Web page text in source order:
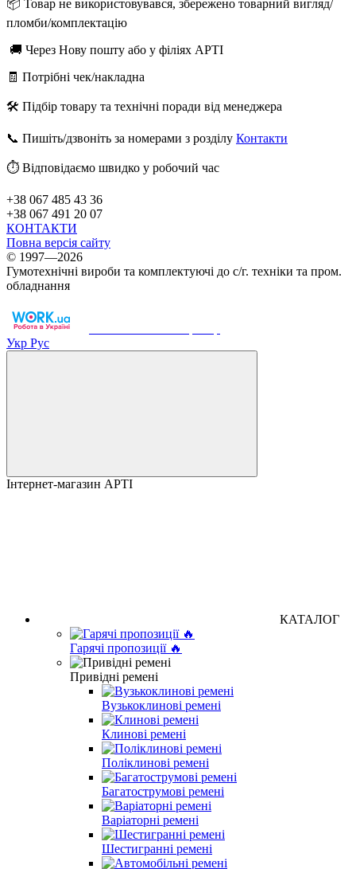
📦 Товар не використовувався, збережено товарний вигляд/
пломби/комплектацію
🚚 Через Нову пошту або у філіях АРТІ
🧾 Потрібні чек/накладна
🛠️ Підбір товару та технічні поради від менеджера
📞 Пишіть/дзвоніть за номерами з розділу Контакти
⏱️ Відповідаємо швидко у робочий час
+38 067 485 43 36
+38 067 491 20 07
КОНТАКТИ
Повна версія сайту
© 1997—2026
Гумотехнічні вироби та комплектуючі до с/г. техніки та пром.
обладнання
Укр Рус
Інтернет-магазин АРТІ
КАТАЛОГ
Гарячі пропозиції 🔥
Привідні ремені
Вузькоклинові ремені
Клинові ремені
Поліклинові ремені
Багатострумові ремені
Варіаторні ремені
Шестигранні ремені